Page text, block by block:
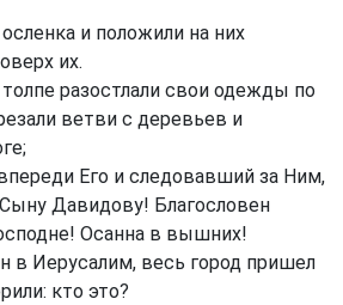
и положили на них
их.
разостлали свои одежды по
ветви с деревьев и
Его и следовавший за Ним,
Давидову! Благословен
Осанна в вышних!
в Иерусалим, весь город пришел
кто это?